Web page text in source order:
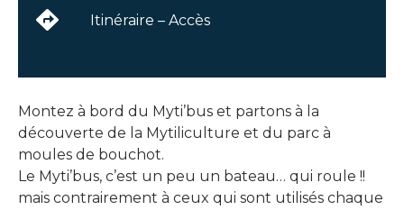
Montez à bord du Myti’bus et partons à la
découverte de la Mytiliculture et du parc à
moules de bouchot.
Le Myti’bus, c’est un peu un bateau… qui roule !!
mais contrairement à ceux qui sont utilisés chaque
Itinéraire – Accès